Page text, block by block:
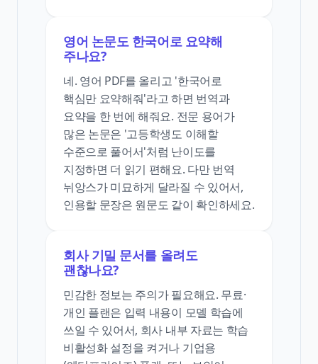
영어 논문도 한국어로 요약해
주나요?
네. 영어 PDF를 올리고 '한국어로
핵심만 요약해줘'라고 하면 번역과
요약을 한 번에 해줘요. 전문 용어가
많은 논문은 '고등학생도 이해할
수준으로 풀어서'처럼 난이도를
지정하면 더 읽기 편해요. 다만 번역
뉘앙스가 미묘하게 달라질 수 있어서,
인용할 문장은 원문도 같이 확인하세요.
회사 기밀 문서를 올려도
괜찮나요?
민감한 정보는 주의가 필요해요. 무료·
개인 플랜은 입력 내용이 모델 학습에
쓰일 수 있어서, 회사 내부 자료는 학습
비활성화 설정을 켜거나 기업용